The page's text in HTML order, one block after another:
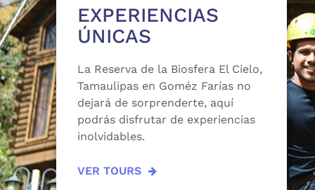
EXPERIENCIAS
ÚNICAS
La Reserva de la Biosfera El Cielo,
Tamaulipas en Goméz Farías no
dejará de sorprenderte, aquí
podrás disfrutar de experiencias
inolvidables.
VER TOURS